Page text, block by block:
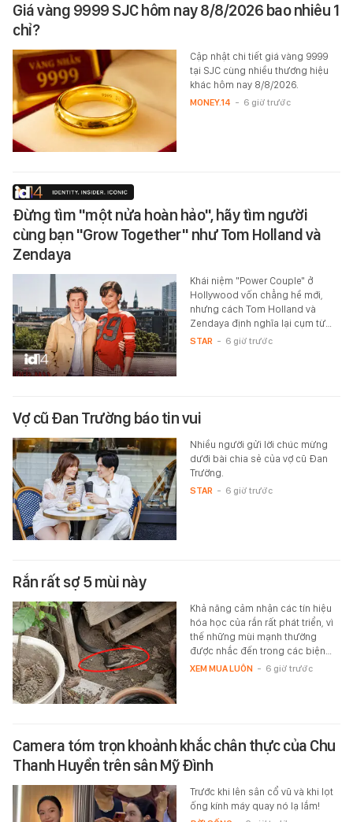
Giá vàng 9999 SJC hôm nay 8/8/2026 bao nhiêu 1
chỉ?
Cập nhật chi tiết giá vàng 9999
tại SJC cùng nhiều thương hiệu
khác hôm nay 8/8/2026.
MONEY.14 - 6 giờ trước
Đừng tìm "một nửa hoàn hảo", hãy tìm người
cùng bạn "Grow Together" như Tom Holland và
Zendaya
Khái niệm "Power Couple" ở
Hollywood vốn chẳng hề mới,
nhưng cách Tom Holland và
Zendaya định nghĩa lại cụm từ…
STAR - 6 giờ trước
Vợ cũ Đan Trường báo tin vui
Nhiều người gửi lời chúc mừng
dưới bài chia sẻ của vợ cũ Đan
Trường.
STAR - 6 giờ trước
Rắn rất sợ 5 mùi này
Khả năng cảm nhận các tín hiệu
hóa học của rắn rất phát triển, vì
thế những mùi mạnh thường
được nhắc đến trong các biện…
XEM MUA LUÔN - 6 giờ trước
Camera tóm trọn khoảnh khắc chân thực của Chu
Thanh Huyền trên sân Mỹ Đình
Trước khi lên sân cổ vũ và khi lọt
ống kính máy quay nó lạ lắm!